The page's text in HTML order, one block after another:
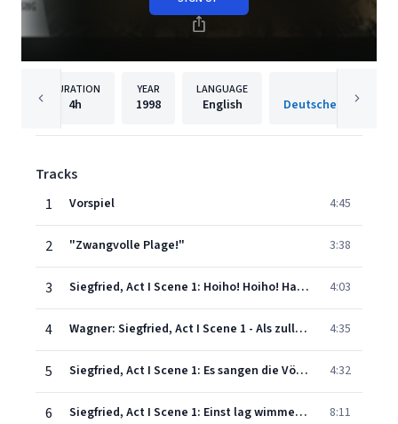
DURATION
4h
YEAR
1998
LANGUAGE
English
Tracks
1
Vorspiel 4:45
2 "Zwangvolle Plage!" 3:38
3 Siegfried, Act I Scene 1: Hoiho! Hoiho! Hau ein! Hau ein! 4:03
4 Wagner: Siegfried, Act I Scene 1 - Als zullendes Kind zog ich dich auf – Vieles lehrtest du, Mime 4:35
5 Siegfried, Act I Scene 1: Es sangen die Vöglein so selig im Lenz 4:32
6 Siegfried, Act I Scene 1: Einst lag wimmernd ein Weib 8:11